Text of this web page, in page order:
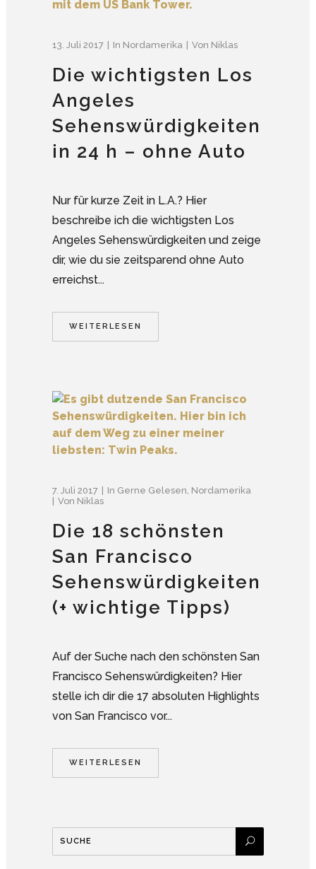
13. Juli 2017 In Nordamerika Von Niklas
Die wichtigsten Los
Angeles
Sehenswürdigkeiten
in 24 h – ohne Auto
Nur für kurze Zeit in L.A.? Hier
beschreibe ich die wichtigsten Los
Angeles Sehenswürdigkeiten und zeige
dir, wie du sie zeitsparend ohne Auto
erreichst...
WEITERLESEN
7. Juli 2017 In Gerne Gelesen, Nordamerika
Von Niklas
Die 18 schönsten
San Francisco
Sehenswürdigkeiten
(+ wichtige Tipps)
Auf der Suche nach den schönsten San
Francisco Sehenswürdigkeiten? Hier
stelle ich dir die 17 absoluten Highlights
von San Francisco vor...
WEITERLESEN